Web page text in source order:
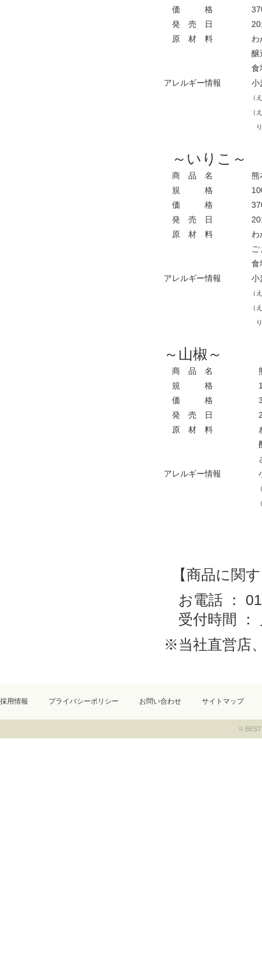
価 格
発 売 日
原 材 料
わ
醸
食
アレルギー情報
小
（え
（え
り
～いりこ～
商 品 名
規 格
価 格
発 売 日
熊
原 材 料
わ
ご
食
アレルギー情報
小
（え
（え
りん
～山椒～
商 品 名
規 格
価 格
発 売 日
原 材 料
アレルギー情報
（
（
【商品に関
お電話 ：
受付時間 ：
※当社直営店
採用情報 プライバシーポリシー お問い合わせ サイトマップ
© BEST